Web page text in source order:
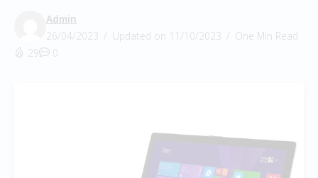
Admin
26/04/2023
Updated on 11/10/2023
One Min Read
29
0